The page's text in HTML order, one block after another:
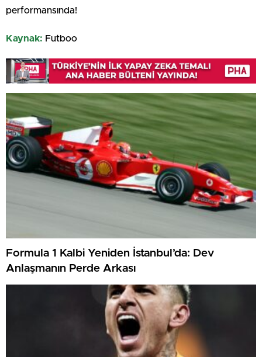
performansında!
Kaynak: Futboo
Formula 1 Kalbi Yeniden İstanbul’da: Dev
Anlaşmanın Perde Arkası